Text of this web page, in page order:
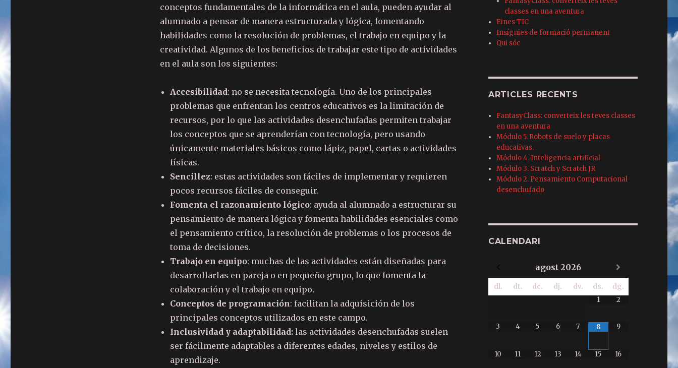
conceptos fundamentales de la informática en el aula, pueden ayudar al
alumnado a pensar de manera estructurada y lógica, fomentando
habilidades como la resolución de problemas, el trabajo en equipo y la
creatividad. Algunos de los beneficios de trabajar este tipo de actividades
en el aula son los siguientes:
Accesibilidad: no se necesita tecnología. Uno de los principales
problemas que enfrentan los centros educativos es la limitación de
recursos, por lo que las actividades desenchufadas permiten trabajar
los conceptos que se aprenderían con tecnología, pero usando
únicamente materiales básicos como lápiz, papel, cartas o actividades
físicas.
Sencillez: estas actividades son fáciles de implementar y requieren
pocos recursos fáciles de conseguir.
Fomenta el razonamiento lógico: ayuda al alumnado a estructurar su
pensamiento de manera lógica y fomenta habilidades esenciales como
el pensamiento crítico, la resolución de problemas o los procesos de
toma de decisiones.
Trabajo en equipo: muchas de las actividades están diseñadas para
desarrollarlas en pareja o en pequeño grupo, lo que fomenta la
colaboración y el trabajo en equipo.
Conceptos de programación: facilitan la adquisición de los
principales conceptos utilizados en este campo.
Inclusividad y adaptabilidad:las actividades desenchufadas suelen
ser fácilmente adaptables a diferentes edades, niveles y estilos de
aprendizaje.
classes en una aventura
Eines TIC
Insígnies de formació permanent
Qui sóc
ARTICLES RECENTS
FantasyClass: converteix les teves classes
en una aventura
Módulo 5. Robots de suelo y placas
educativas.
Módulo 4. Inteligencia artificial
Módulo 3. Scratch y Scratch JR
Módulo 2. Pensamiento Computacional
desenchufado
CALENDARI
agost 2026
dl. dt. dc. dj. dv. ds.
dg.
1
2
3 4 5 6 7 8 9
10 11 12 13 14 15 16